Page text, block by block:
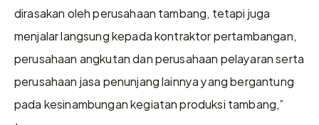
dirasakan oleh perusahaan tambang, tetapi juga
menjalar langsung kepada kontraktor pertambangan,
perusahaan angkutan dan perusahaan pelayaran serta
perusahaan jasa penunjang lainnya yang bergantung
pada kesinambungan kegiatan produksi tambang,”